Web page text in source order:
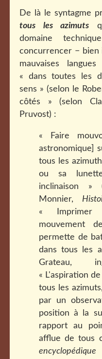
De là le syntagme
tous les azimuts
domaine
concurrencer −
mauvaises langues
« dans toutes les
sens » (selon le
côtés » (selon
Pruvost) :
« Faire
astronomique]
tous les
ou sa
inclinaison »
Monnier,
«
mouvement
permette de
dans tous les
Grateau,
« L'aspiration
tous les
par un
position à la
rapport au
afflue de tous